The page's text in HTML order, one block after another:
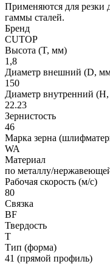
Применяются для резки
гаммы сталей.
Бренд
CUTOP
Высота (T, мм)
1,8
Диаметр внешний (D,
150
Диаметр внутренний
22.23
Зернистость
46
Марка зерна
WA
Материал
по металлу/
Рабочая скорость (м/с)
80
Связка
BF
Твердость
T
Тип (форма)
41 (прямой профиль)